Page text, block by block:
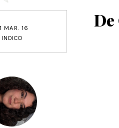
MAR. 16
INDICO
De